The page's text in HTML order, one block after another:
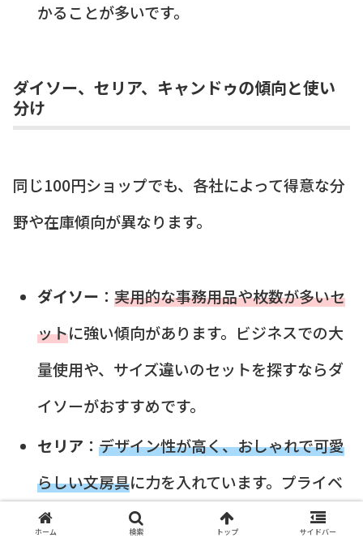
かることが多いです。
ダイソー、セリア、キャンドゥの傾向と使い
分け
同じ100円ショップでも、各社によって得意な分
野や在庫傾向が異なります。
ダイソー ： 実用的な事務用品や枚数が多いセ
ットに強い傾向があります。ビジネスでの大
量使用や、サイズ違いのセットを探すならダ
イソーがおすすめです。
セリア： デザイン性が高く、おしゃれで可愛
らしい文房具に力を入れています。プライベ
ートで使う手紙用や、少し凝ったデザインの
ホーム 検索 トップ サイドバー